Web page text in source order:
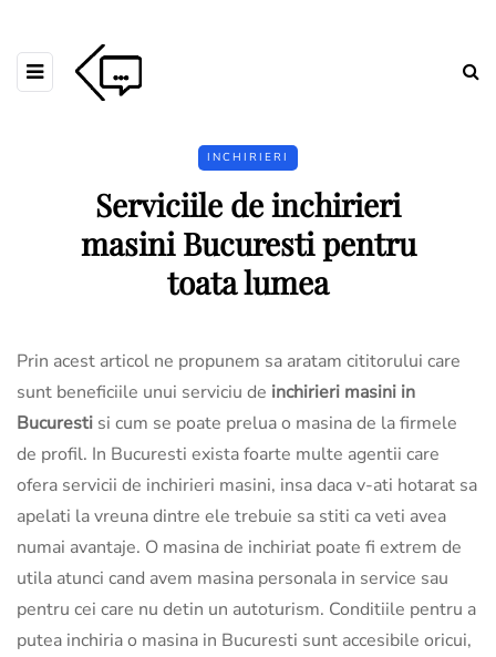
INCHIRIERI
Serviciile de inchirieri
masini Bucuresti pentru
toata lumea
Prin acest articol ne propunem sa aratam cititorului care
sunt beneficiile unui serviciu de inchirieri masini in
Bucuresti si cum se poate prelua o masina de la firmele
de profil. In Bucuresti exista foarte multe agentii care
ofera servicii de inchirieri masini, insa daca v-ati hotarat sa
apelati la vreuna dintre ele trebuie sa stiti ca veti avea
numai avantaje. O masina de inchiriat poate fi extrem de
utila atunci cand avem masina personala in service sau
pentru cei care nu detin un autoturism. Conditiile pentru a
putea inchiria o masina in Bucuresti sunt accesibile oricui,